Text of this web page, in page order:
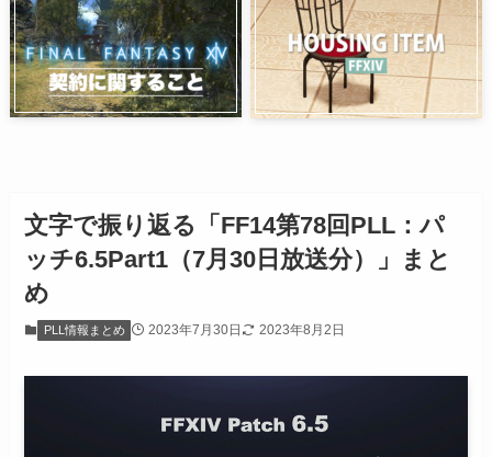
文字で振り返る「FF14第78回PLL：パ
ッチ6.5Part1（7月30日放送分）」まと
め
PLL情報まとめ 2023年7月30日 2023年8月2日